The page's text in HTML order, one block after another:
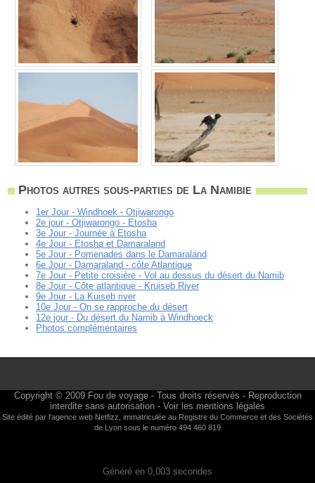
Photos autres sous-parties de La Namibie
1er Jour - Windhoek - Otjiwarongo
2e jour - Otjiwarongo - Etosha
3e Jour - Journée à Etosha
4e Jour - Etosha et Damaraland
5e Jour - Pomenades dans le Damaraland
6e Jour - Damaraland - côte Atlantique
7e Jour - Petite croisière - Vol au dessus du désert du Namib
8e Jour - Côte atlantique - Kruiseb River
9e Jour - La Kuiseb river
10e Jour - On se rapproche du désert
12e jour - Du désert du Namib à Windhoeck
Photos complémentaires
Copyright © 2009 Fou de voyage- Tous droits réservés - Reproduction
interdite sans autorisation - Voir les mentions légales
Site édité par l'agence web Netfizz , immatriculée au Registre du Commerce et des Sociétés
de Lyon sous le numéro 494 460 819
Généré en 0,003 secondes